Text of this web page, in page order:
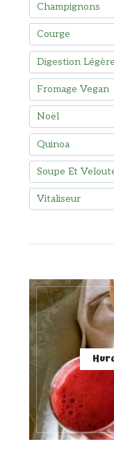
Champignons
Courge
Digestion Légère
Fromage Vegan
Noël
Quinoa
Soupe Et
Vitaliseur